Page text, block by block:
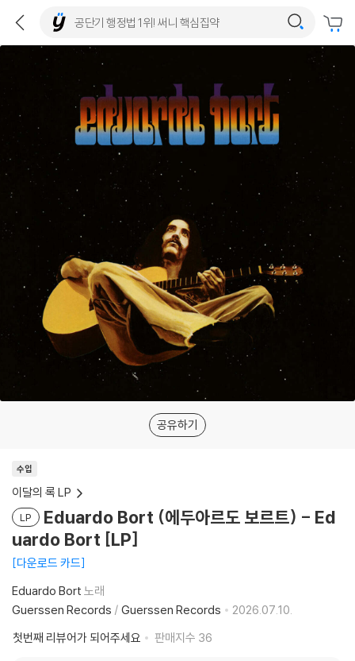
공유하기
수입
이달의 록 LP
LP
Eduardo Bort (에두아르도 보르트) - Ed
uardo Bort [LP]
다운로드 카드
Eduardo Bort 노래
Guerssen Records / Guerssen Records
2026.07.10.
첫번째 리뷰어가 되어주세요
판매지수 36